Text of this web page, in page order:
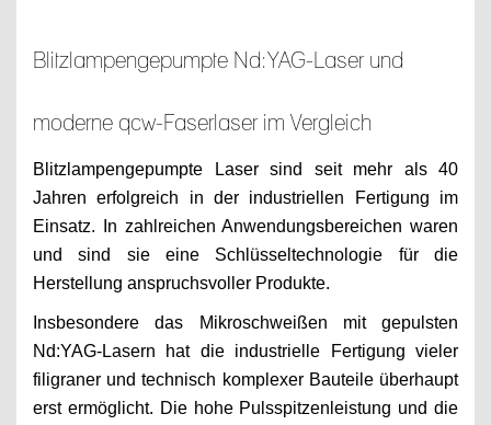
Blitzlampengepumpte Nd:YAG-Laser und
moderne qcw-Faserlaser im Vergleich
Blitzlampengepumpte Laser sind seit mehr als 40
Jahren erfolgreich in der industriellen Fertigung im
Einsatz. In zahlreichen Anwendungsbereichen waren
und sind sie eine Schlüsseltechnologie für die
Herstellung anspruchsvoller Produkte.
Insbesondere das Mikroschweißen mit gepulsten
Nd:YAG-Lasern hat die industrielle Fertigung vieler
filigraner und technisch komplexer Bauteile überhaupt
erst ermöglicht. Die hohe Pulsspitzenleistung und die